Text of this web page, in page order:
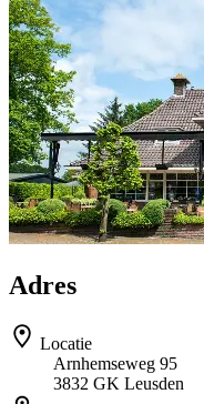
Adres
Locatie
Arnhemseweg 95
3832 GK Leusden